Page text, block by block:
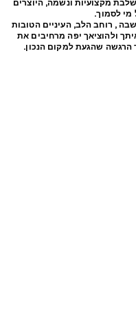
מקצועיות ונשמה, היוצרים
לסמוך.
, רוחב הלב, העיניים הטובות
ולהוציאך יפה מרחיבים את
הרגשה שהגעת למקום הנכון.